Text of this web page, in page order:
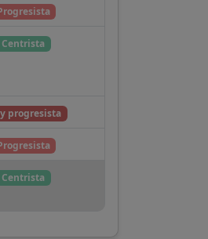
Centrista
progresista
Centrista